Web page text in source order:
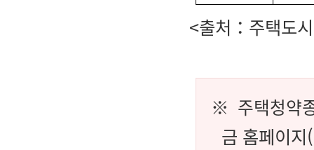
<출처：주택도
※ 주택청약
금 홈페이지(